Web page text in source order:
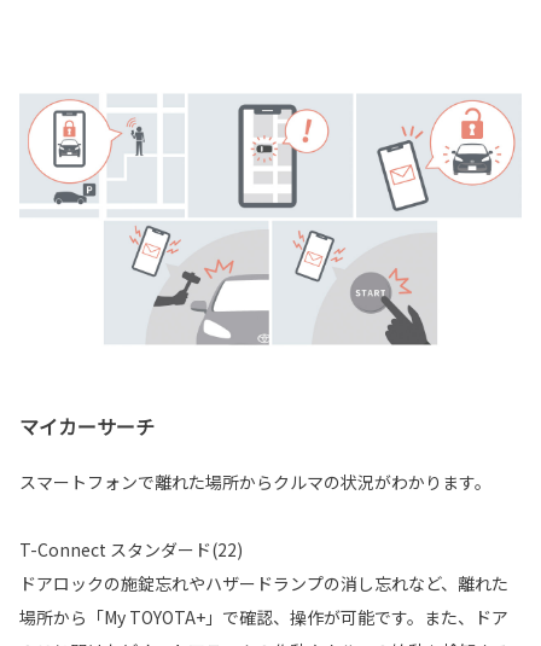
マイカーサーチ
スマートフォンで離れた場所からクルマの状況がわかります。
T-Connect スタンダード(22)
ドアロックの施錠忘れやハザードランプの消し忘れなど、離れた
場所から「My TOYOTA+」で確認、操作が可能です。また、ドア